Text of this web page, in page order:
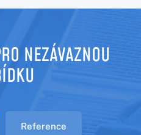
NEZÁVAZNOU
Reference